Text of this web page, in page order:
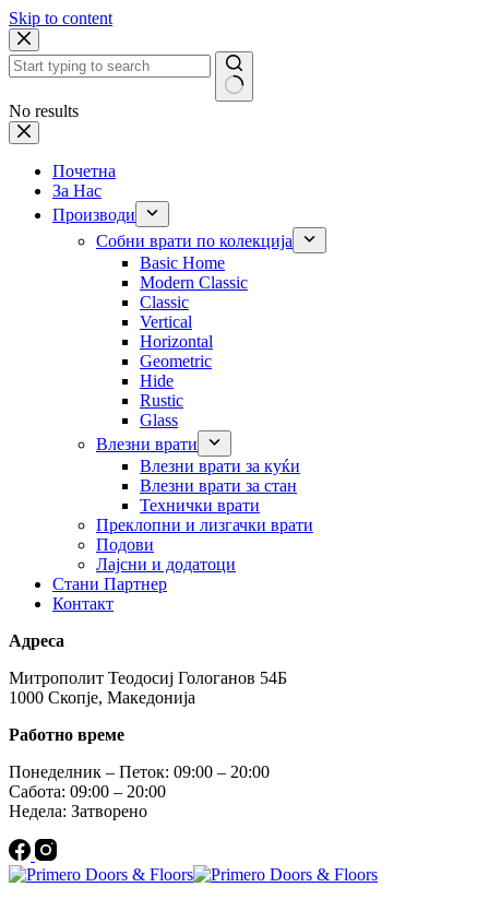
Skip to content
No results
Почетна
За Нас
Производи
Собни врати по колекција
Basic Home
Modern Classic
Classic
Vertical
Horizontal
Geometric
Hide
Rustic
Glass
Влезни врати
Влезни врати за куќи
Влезни врати за стан
Технички врати
Преклопни и лизгачки врати
Подови
Лајсни и додатоци
Стани Партнер
Контакт
Адреса
Митрополит Теодосиј Гологанов 54Б
1000 Скопје, Македонија
Работно време
Понеделник – Петок: 09:00 – 20:00
Сабота: 09:00 – 20:00
Недела: Затворено